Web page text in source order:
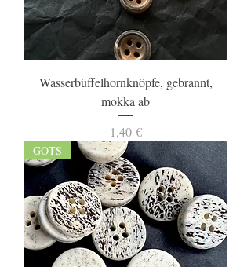
Wasserbüffelhornknöpfe, gebrannt,
mokka ab
Preis
1,40 €
GOTS